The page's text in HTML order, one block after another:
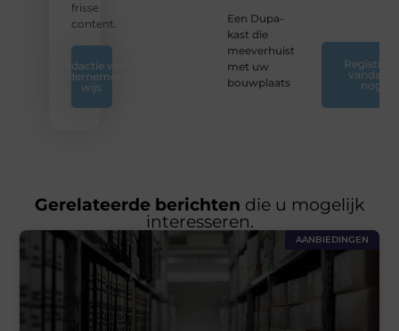
frisse
content.
Redactie van
Ondernemend
wijs
Een Dupa-
kast die
meeverhuist
met uw
bouwplaats
Registreer
vandaag
nog
Gerelateerde berichten die u mogelijk
interesseren.
AANBIEDINGEN